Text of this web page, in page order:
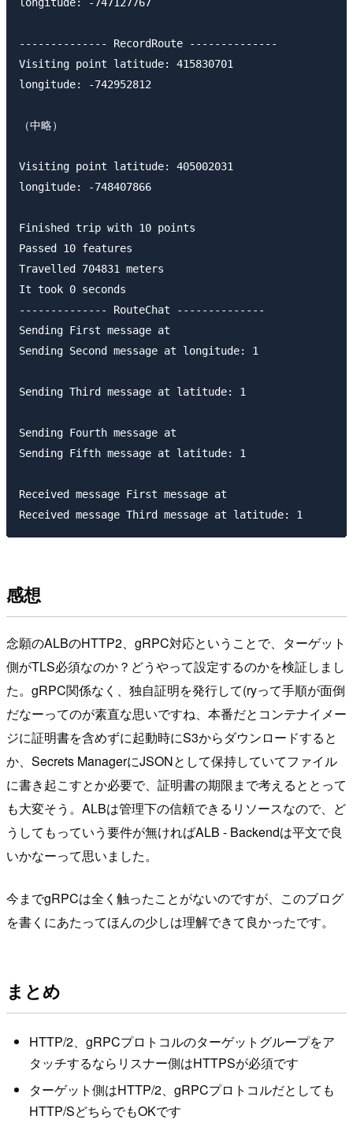
-------------- RecordRoute --------------
Visiting point latitude: 415830701
longitude: -742952812
（中略）
Visiting point latitude: 405002031
longitude: -748407866
Finished trip with 10 points
Passed 10 features
Travelled 704831 meters
It took 0 seconds
-------------- RouteChat --------------
Sending First message at
Sending Second message at longitude: 1
Sending Third message at latitude: 1
Sending Fourth message at
Sending Fifth message at latitude: 1
Received message First message at
感想
念願のALBのHTTP2、gRPC対応ということで、ターゲット
側がTLS必須なのか？どうやって設定するのかを検証しまし
た。gRPC関係なく、独自証明を発行して(ryって手順が面倒
だなーってのが素直な思いですね、本番だとコンテナイメー
ジに証明書を含めずに起動時にS3からダウンロードすると
か、Secrets ManagerにJSONとして保持していてファイル
に書き起こすとか必要で、証明書の期限まで考えるととって
も大変そう。ALBは管理下の信頼できるリソースなので、ど
うしてもっていう要件が無ければALB - Backendは平文で良
いかなーって思いました。
今までgRPCは全く触ったことがないのですが、このブログ
を書くにあたってほんの少しは理解できて良かったです。
まとめ
HTTP/2、gRPCプロトコルのターゲットグループをア
タッチするならリスナー側はHTTPSが必須です
ターゲット側はHTTP/2、gRPCプロトコルだとしても
HTTP/SどちらでもOKです